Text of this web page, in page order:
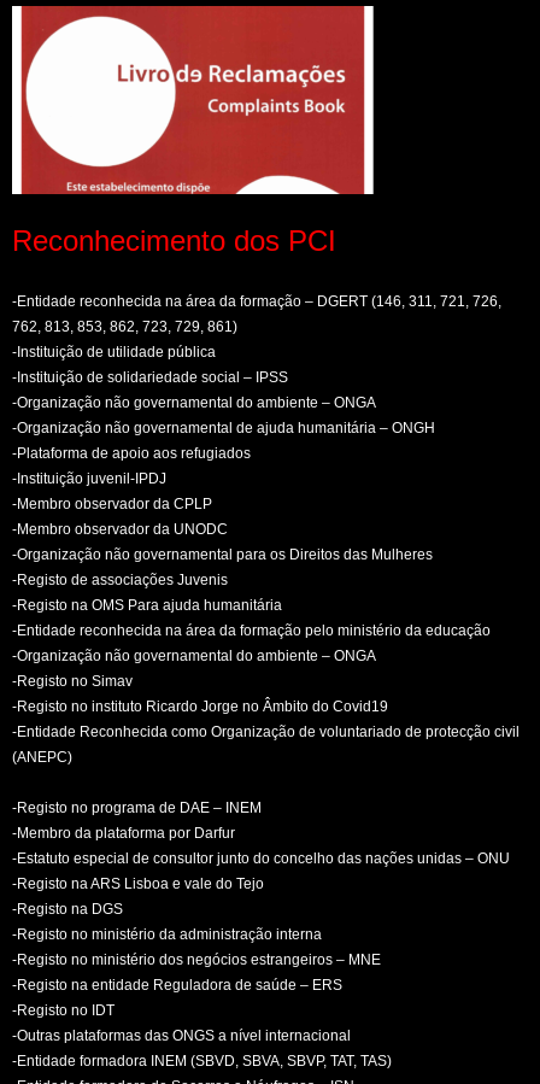
Reconhecimento dos PCI
-Entidade reconhecida na área da formação – DGERT (146, 311, 721, 726,
762, 813, 853, 862, 723, 729, 861)
-Instituição de utilidade pública
-Instituição de solidariedade social – IPSS
-Organização não governamental do ambiente – ONGA
-Organização não governamental de ajuda humanitária – ONGH
-Plataforma de apoio aos refugiados
-Instituição juvenil-IPDJ
-Membro observador da CPLP
-Membro observador da UNODC
-Organização não governamental para os Direitos das Mulheres
-Registo de associações Juvenis
-Registo na OMS Para ajuda humanitária
-Entidade reconhecida na área da formação pelo ministério da educação
-Organização não governamental do ambiente – ONGA
-Registo no Simav
-Registo no instituto Ricardo Jorge no Âmbito do Covid19
-Entidade Reconhecida como Organização de voluntariado de protecção civil
(ANEPC)
-Registo no programa de DAE – INEM
-Membro da plataforma por Darfur
-Estatuto especial de consultor junto do concelho das nações unidas – ONU
-Registo na ARS Lisboa e vale do Tejo
-Registo na DGS
-Registo no ministério da administração interna
-Registo no ministério dos negócios estrangeiros – MNE
-Registo na entidade Reguladora de saúde – ERS
-Registo no IDT
-Outras plataformas das ONGS a nível internacional
-Entidade formadora INEM (SBVD, SBVA, SBVP, TAT, TAS)